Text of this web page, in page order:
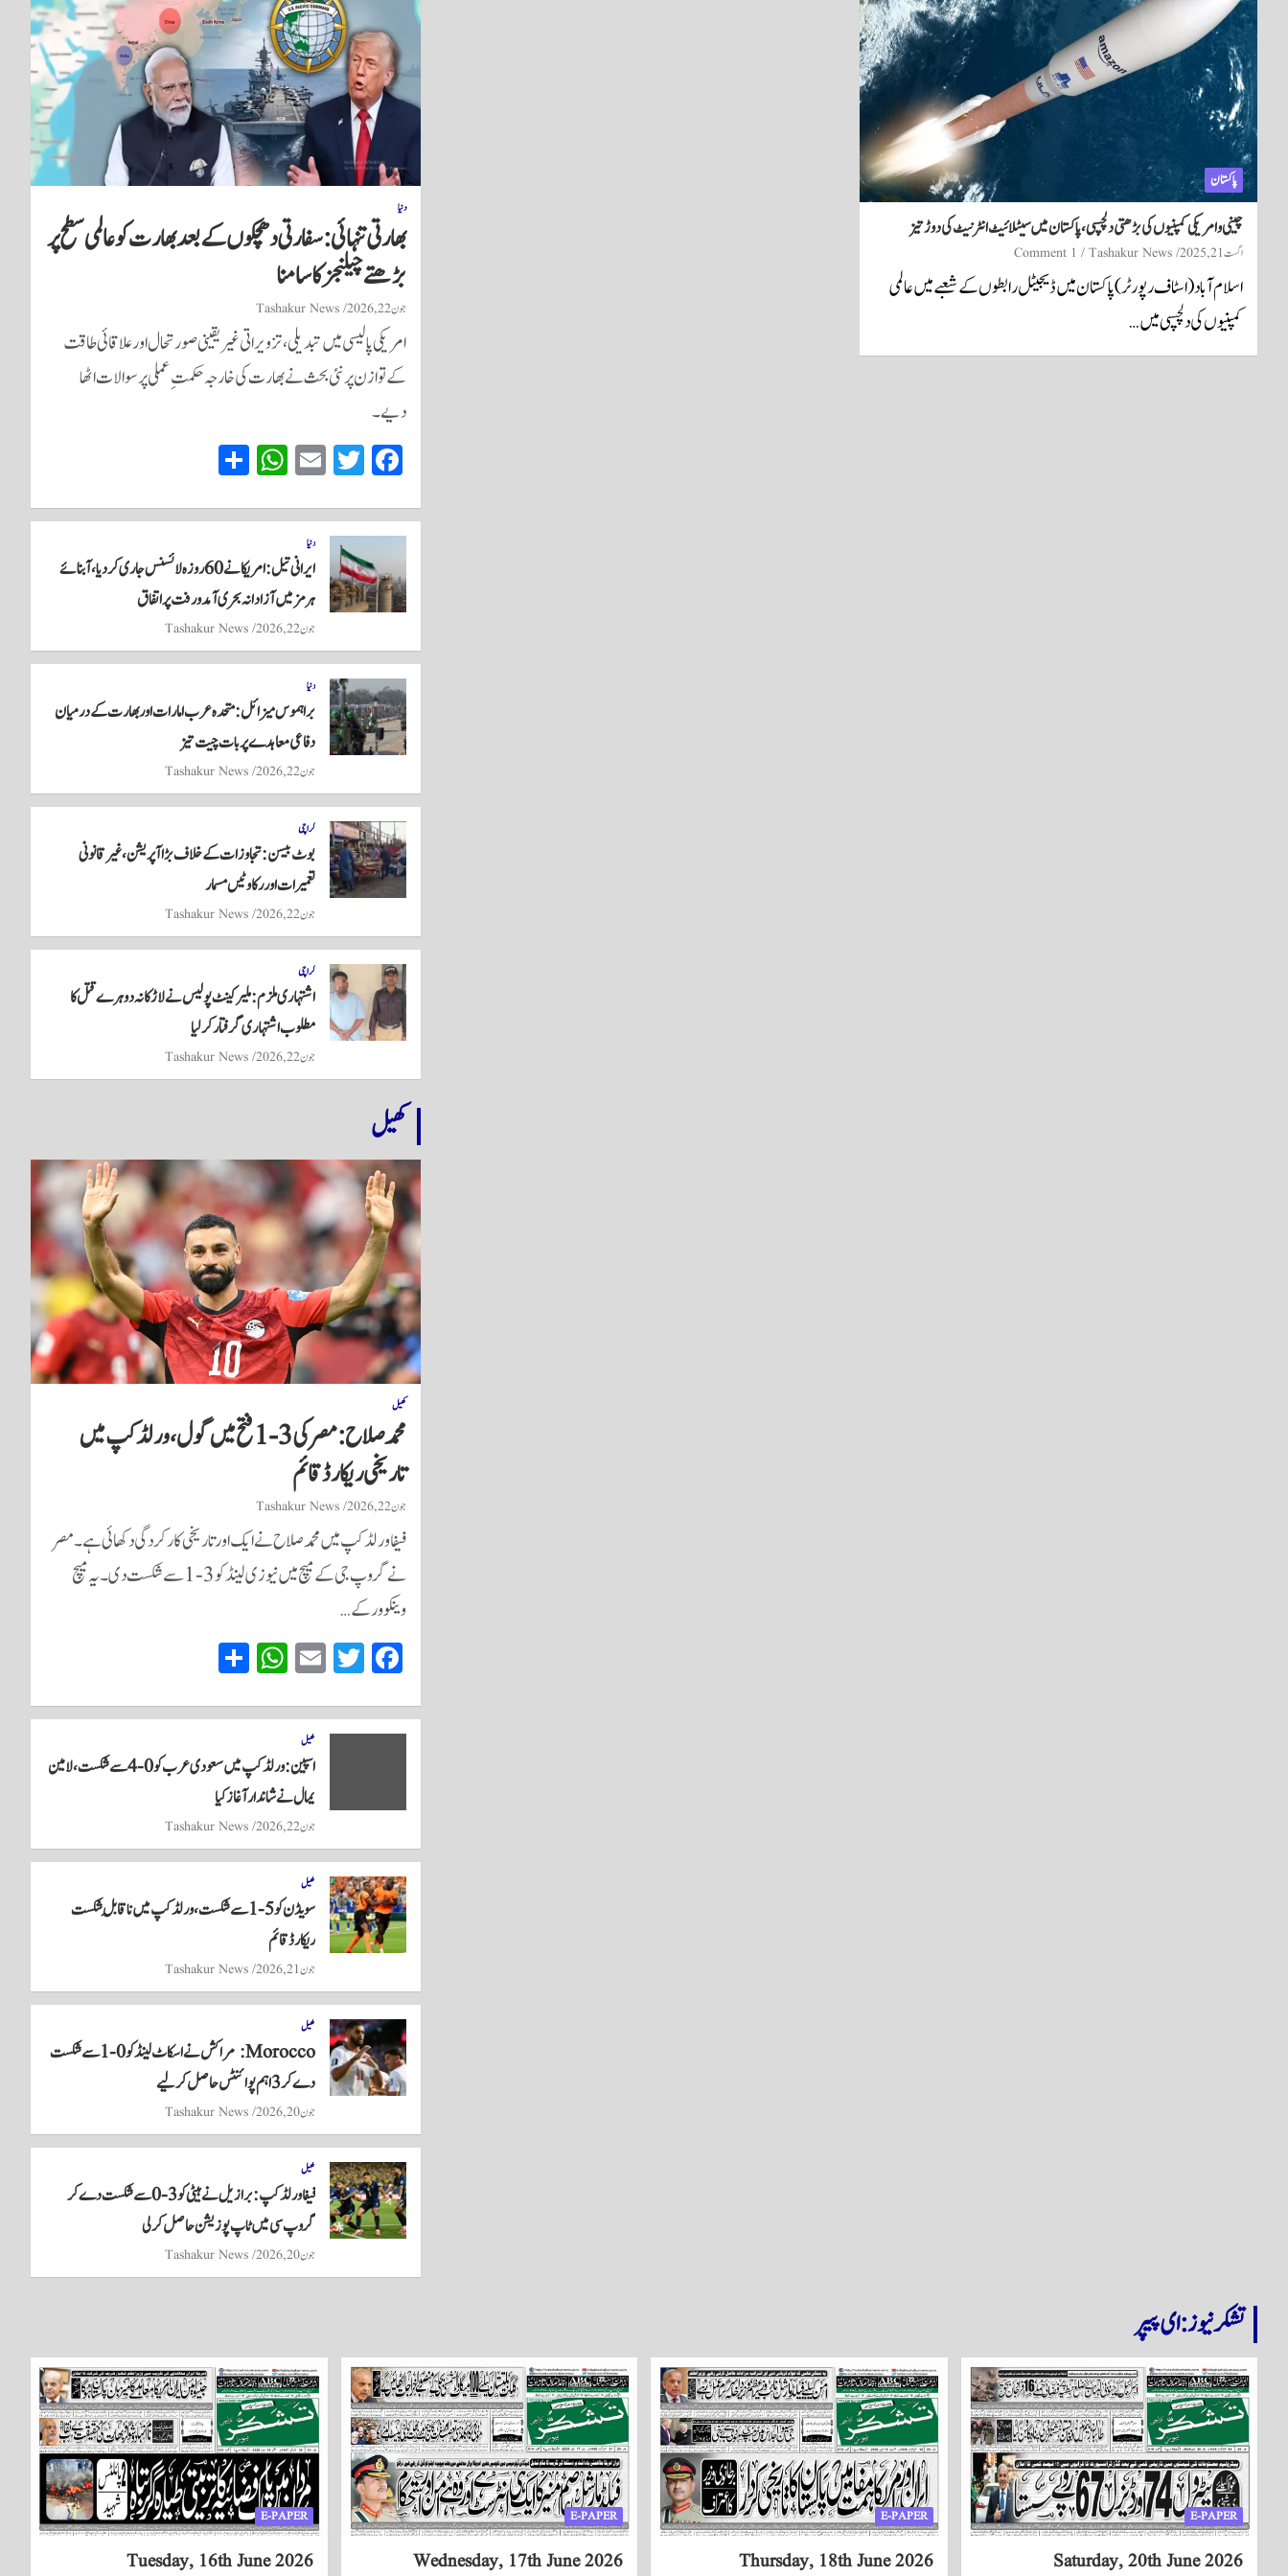
پاکستان
چینی و امریکی کمپنیوں کی بڑھتی دلچسپی، پاکستان میں سیٹلائیٹ انٹرنیٹ کی دوڑ تیز
اگست 21, 2025 Tashakur News
1 Comment
اسلام آباد (اسٹاف رپورٹر) پاکستان میں ڈیجیٹل رابطوں کے شعبے میں عالمی
کمپنیوں کی دلچسپی میں…
دنیا
بھارتی تنہائی: سفارتی دھچکوں کے بعد بھارت کو عالمی سطح پر
بڑھتے چیلنجز کا سامنا
جون 22, 2026 Tashakur News
امریکی پالیسی میں تبدیلی، تزویراتی غیر یقینی صورتحال اور علاقائی طاقت
کے توازن پر نئی بحث نے بھارت کی خارجہ حکمتِ عملی پر سوالات اٹھا
دیے۔
Fa
ce
bo
ok
T
wi
tte
r
E
m
ail
W
ha
ts
A
pp
re
دنیا
ایرانی تیل: امریکا نے 60 روزہ لائسنس جاری کردیا، آبنائے
ہرمز میں آزادانہ بحری آمدورفت پر اتفاق
جون 22, 2026 Tashakur News
دنیا
براہموس میزائل: متحدہ عرب امارات اور بھارت کے درمیان
دفاعی معاہدے پر بات چیت تیز
جون 22, 2026 Tashakur News
کراچی
بوٹ بیسن: تجاوزات کے خلاف بڑا آپریشن، غیر قانونی
تعمیرات اور رکاوٹیں مسمار
جون 22, 2026 Tashakur News
کراچی
اشتہاری ملزم: ملیر کینٹ پولیس نے لاڑکانہ دوہرے قتل کا
مطلوب اشتہاری گرفتار کر لیا
جون 22, 2026 Tashakur News
کھیل
کھیل
محمد صلاح: مصر کی 3-1 فتح میں گول، ورلڈکپ میں
تاریخی ریکارڈ قائم
جون 22, 2026 Tashakur News
فیفا ورلڈکپ میں محمد صلاح نے ایک اور تاریخی کارکردگی دکھائی ہے۔ مصر
نے گروپ جی کے میچ میں نیوزی لینڈ کو 3-1 سے شکست دی۔ یہ میچ
وینکوور کے…
Fa
ce
bo
T
wi
tte
E
m
ail
W
ha
ts
A
pp
re
کھیل
اسپین: ورلڈکپ میں سعودی عرب کو 0-4 سے شکست، لامین
یمال نے شاندار آغاز کیا
جون 22, 2026 Tashakur News
کھیل
سویڈن کو 5-1 سے شکست، ورلڈ کپ میں ناقابلِ شکست
ریکارڈ قائم
جون 21, 2026 Tashakur News
کھیل
Morocco: مراکش نے اسکاٹ لینڈ کو 0-1 سے شکست
دے کر 3 اہم پوائنٹس حاصل کر لیے
جون 20, 2026 Tashakur News
کھیل
فیفا ورلڈ کپ: برازیل نے ہیٹی کو 3-0 سے شکست دے کر
گروپ سی میں ٹاپ پوزیشن حاصل کر لی
جون 20, 2026 Tashakur News
تشکر نیوز: ای پیپر
E-PAPER
Saturday, 20th June 2026
E-PAPER
Thursday, 18th June 2026
E-PAPER
Wednesday, 17th June 2026
E-PAPER
Tuesday, 16th June 2026